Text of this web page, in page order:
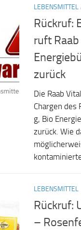
LEBENSMITTEL
Rückruf:
ruft
zurück
Die Raab
Chargen des
g, Bio
zurück. Wie
LEBENSMITTEL
Rückruf:
–